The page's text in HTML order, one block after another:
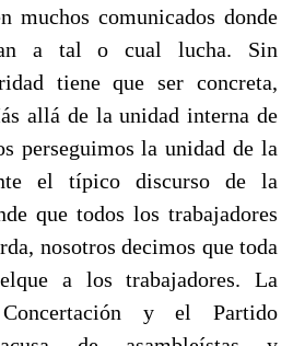
muchos comunicados donde
a tal o cual lucha. Sin
tiene que ser concreta,
allá de la unidad interna de
perseguimos la unidad de la
el típico discurso de la
que todos los trabajadores
nosotros decimos que toda
a los trabajadores. La
y el Partido